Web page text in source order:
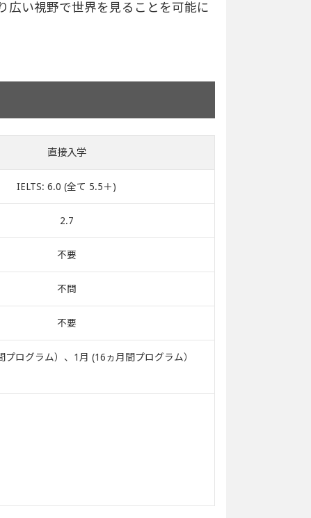
広い視野で世界を見ることを可能に
直接入学
IELTS: 6.0 (全て 5.5＋)
2.7
不要
不問
不要
プログラム）、1月 (16ヵ月間プログラム）